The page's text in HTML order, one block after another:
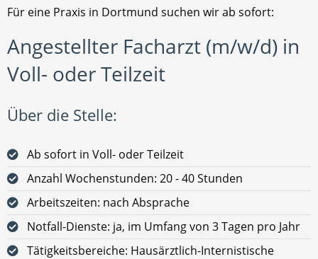
Für eine Praxis in Dortmund suchen wir ab sofort:
Angestellter Facharzt (m/w/d) in
Voll- oder Teilzeit
Über die Stelle:
Ab sofort in Voll- oder Teilzeit
Anzahl Wochenstunden: 20 - 40 Stunden
Arbeitszeiten: nach Absprache
Notfall-Dienste: ja, im Umfang von 3 Tagen pro Jahr
Tätigkeitsbereiche: Hausärztlich-Internistische